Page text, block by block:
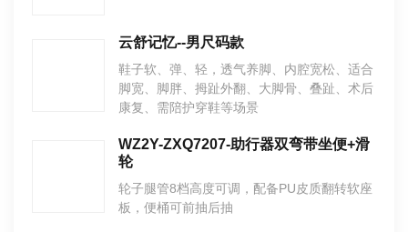
云舒记忆--男尺码款
鞋子软、弹、轻，透气养脚、内腔宽松、适合
脚宽、脚胖、拇趾外翻、大脚骨、叠趾、术后
康复、需陪护穿鞋等场景
WZ2Y-ZXQ7207-助行器双弯带坐便+滑
轮
轮子腿管8档高度可调，配备PU皮质翻转软座
板，便桶可前抽后抽